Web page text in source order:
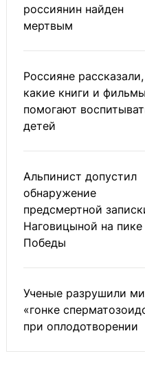
россиянин найден
мертвым
Россияне рассказали,
какие книги и фильмы
помогают
детей
Альпинист допустил
обнаружение
предсмертной
Наговицыной на пике
Победы
Ученые разрушили
«гонке
при оплодотворении